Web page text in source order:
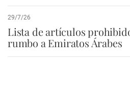
29/7/26
Lista de artículos
rumbo a Emiratos Árabes